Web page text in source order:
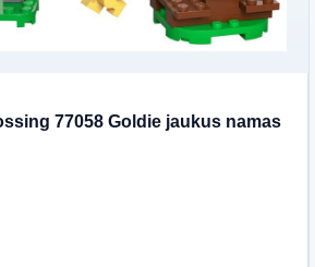
77058 Goldie jaukus namas